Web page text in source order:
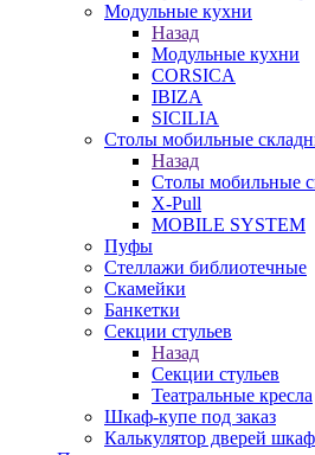
Модульные кухни
Назад
Модульные кухни
CORSICA
IBIZA
SICILIA
Столы мобильные
Назад
Столы мобильные
X-Pull
MOBILE SYSTEM
Пуфы
Стеллажи библиотечные
Скамейки
Банкетки
Секции стульев
Назад
Секции стульев
Театральные кресла
Шкаф-купе под заказ
Калькулятор дверей